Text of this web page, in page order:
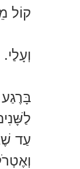
קוֹל
וְעָלַי.
עַד